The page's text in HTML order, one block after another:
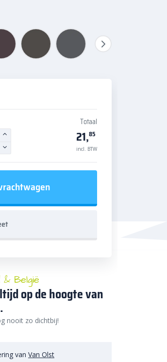
Totaal
21,85
incl. BTW
& België
op de hoogte van
nooit zo dichtbij!
van Van Olst